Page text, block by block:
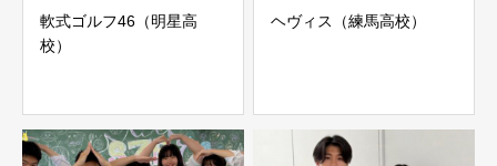
軟式ゴルフ46（明星高
校）
ヘヴィス（練馬高校）